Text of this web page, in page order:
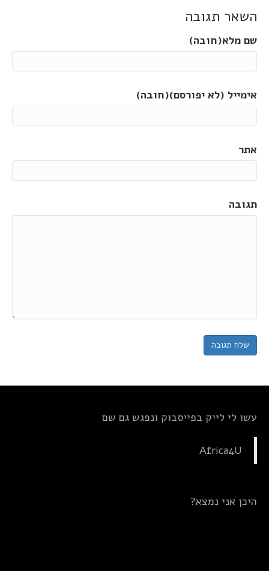
השאר תגובה
שם מלא(חובה)
אימייל (לא יפורסם)(חובה)
אתר
תגובה
עשו לי לייק בפייסבוק ונפגש גם שם
Africa4U
היכן אני נמצא?